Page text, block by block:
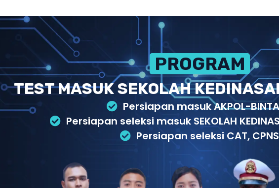
PROGRAM
TEST MASUK SEKOLAH
Persiapan masuk AKPOL-
Persiapan seleksi masuk SEKOLAH
Persiapan seleksi CAT, CPNS